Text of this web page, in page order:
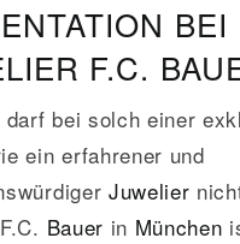
BEI
F.C.
darf bei solch einer
ein erfahrener und
Juwelier
Bauer in München